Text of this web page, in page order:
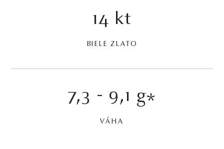
14 kt
BIELE ZLATO
7,3 - 9,1 g*
VÁHA